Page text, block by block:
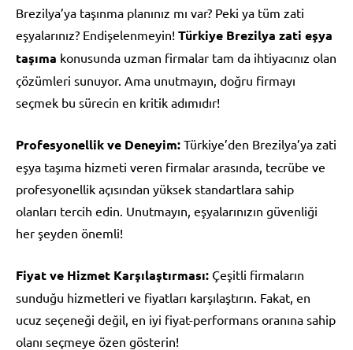
Brezilya’ya taşınma planınız mı var? Peki ya tüm zati
eşyalarınız? Endişelenmeyin! Türkiye Brezilya zati eşya
taşıma konusunda uzman firmalar tam da ihtiyacınız olan
çözümleri sunuyor. Ama unutmayın, doğru firmayı
seçmek bu sürecin en kritik adımıdır!
Profesyonellik ve Deneyim: Türkiye’den Brezilya’ya zati
eşya taşıma hizmeti veren firmalar arasında, tecrübe ve
profesyonellik açısından yüksek standartlara sahip
olanları tercih edin. Unutmayın, eşyalarınızın güvenliği
her şeyden önemli!
Fiyat ve Hizmet Karşılaştırması: Çeşitli firmaların
sunduğu hizmetleri ve fiyatları karşılaştırın. Fakat, en
ucuz seçeneği değil, en iyi fiyat-performans oranına sahip
olanı seçmeye özen gösterin!